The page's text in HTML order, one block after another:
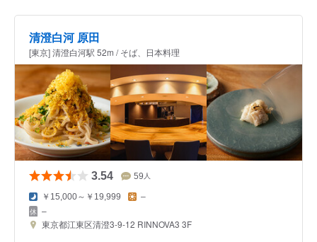
清澄白河 原田
[東京] 清澄白河駅 52m / そば、日本料理
3.54 59 人
￥15,000～￥19,999 –
–
東京都江東区清澄3-9-12 RINNOVA3 3F